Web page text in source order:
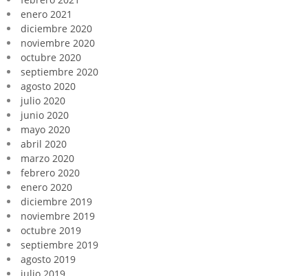
enero 2021
diciembre 2020
noviembre 2020
octubre 2020
septiembre 2020
agosto 2020
julio 2020
junio 2020
mayo 2020
abril 2020
marzo 2020
febrero 2020
enero 2020
diciembre 2019
noviembre 2019
octubre 2019
septiembre 2019
agosto 2019